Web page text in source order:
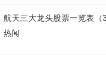
航天三大龙头股票一览表（
热闻